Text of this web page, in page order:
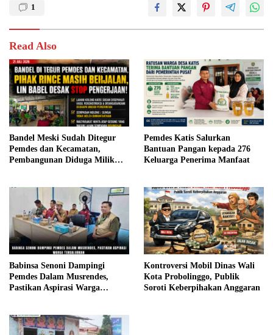
1
Read Also
Bandel Meski Sudah Ditegur
Pemdes dan Kecamatan,
Pembangunan Diduga Milik
Sementara
Pemdes Katis Salurkan
Bantuan Pangan kepada 276
Keluarga Penerima Manfaat
Babinsa Senoni Dampingi
Pemdes Dalam Musrendes,
Pastikan Aspirasi Warga
Kontroversi Mobil Dinas Wali
Kota Probolinggo, Publik
Soroti Keberpihakan Anggaran